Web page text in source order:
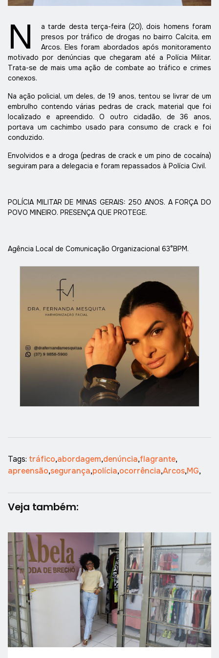
N
a tarde desta terça-feira (20), dois homens foram
presos por tráfico de drogas no bairro Calcita, em
Arcos. Eles foram abordados após monitoramento
motivado por denúncias que chegaram até a Polícia Militar.
Trata-se de mais uma ação de combate ao tráfico e crimes
conexos.
Na ação policial, um deles, de 19 anos, tentou se livrar de um
embrulho contendo várias pedras de crack, material que foi
localizado e apreendido. O outro cidadão, de 36 anos,
portava um cachimbo usado para consumo de crack e foi
conduzido.
Envolvidos e a droga (pedras de crack e um pino de cocaína)
seguiram para a delegacia e foram repassados à Polícia Civil.
POLÍCIA MILITAR DE MINAS GERAIS: 250 ANOS. A FORÇA DO
POVO MINEIRO. PRESENÇA QUE PROTEGE.
Agência Local de Comunicação Organizacional 63°BPM.
Tags: tráfico,abordagem,denúncia,flagrante,
apreensão,segurança,polícia,ocorrência,Arcos,MG,
Veja também: